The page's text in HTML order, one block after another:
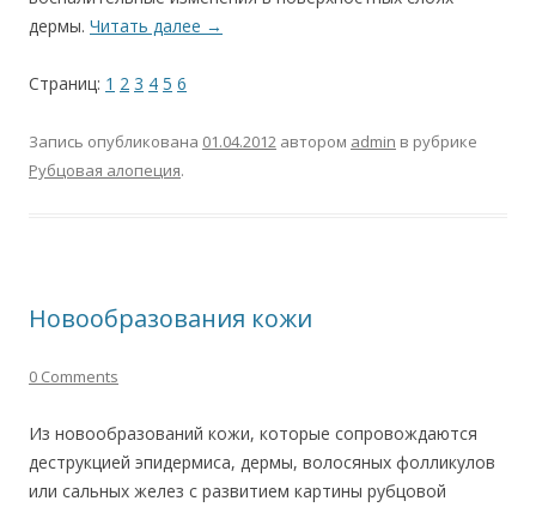
дермы. Читать далее →
Страниц: 1 2 3 4 5 6
Запись опубликована 01.04.2012 автором admin в рубрике
Рубцовая алопеция.
Новообразования кожи
0 Comments
Из новообразований кожи, которые сопровождаются
деструкцией эпидермиса, дермы, волосяных фолликулов
или сальных желез с развитием картины рубцовой